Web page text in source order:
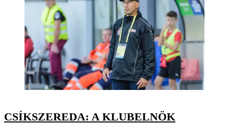
CSÍKSZEREDA: A KLUBELNÖK